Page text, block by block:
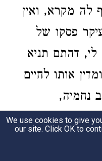
לה מקרא, ואין
פסקו של
דהתם תניא
אותו לחיים
נחמיה,
כר' נחמיה
לא נפסוק
We use cookies to give
our site. Click OK to